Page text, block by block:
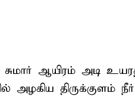
ஆயிரம் அடி
அழகிய திருக்குளம்